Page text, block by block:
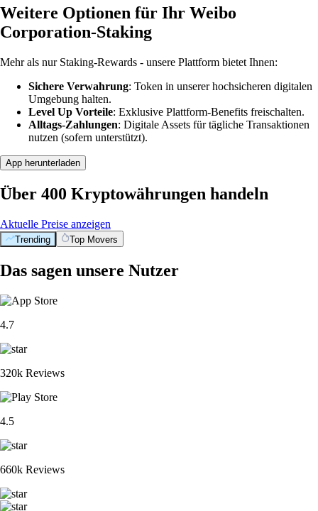
Weitere Optionen für Ihr Weibo
Corporation-Staking
Mehr als nur Staking-Rewards - unsere Plattform bietet Ihnen:
Sichere Verwahrung: Token in unserer hochsicheren digitalen
Umgebung halten.
Level Up Vorteile: Exklusive Plattform-Benefits freischalten.
Alltags-Zahlungen: Digitale Assets für tägliche Transaktionen
nutzen (sofern unterstützt).
App herunterladen
Über 400 Kryptowährungen handeln
Aktuelle Preise anzeigen
Trending Top Movers
Das sagen unsere Nutzer
4.7
320k Reviews
4.5
660k Reviews